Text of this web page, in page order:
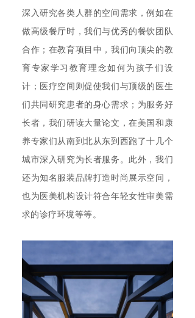
深入研究各类人群的空间需求，例如在
做高级餐厅时，我们与优秀的餐饮团队
合作；在教育项目中，我们向顶尖的教
育专家学习教育理念如何为孩子们设
计；医疗空间则促使我们与顶级的医生
们共同研究患者的身心需求；为服务好
长者，我们研读大量论文，在美国和康
养专家们从南到北从东到西跑了十几个
城市深入研究为长者服务。此外，我们
还为知名服装品牌打造时尚展示空间，
也为医美机构设计符合年轻女性审美需
求的诊疗环境等等。